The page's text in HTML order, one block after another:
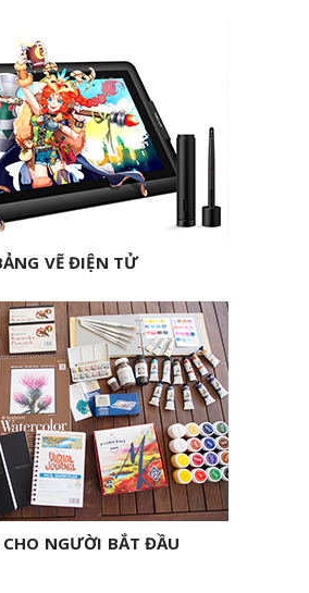
VẼ ĐIỆN TỬ
NGƯỜI BẮT ĐẦU